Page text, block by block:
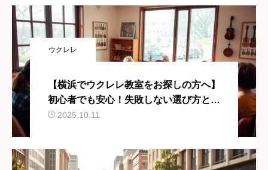
ウクレレ
【横浜でウクレレ教室をお探しの方へ】
初心者でも安心！失敗しない選び方とお
すすめスクール
2025.10.11